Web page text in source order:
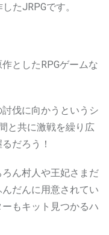
たJRPGです。
としたRPGゲームな
伐に向かうというシ
と共に激戦を繰り広
だろう！
ん村人や王妃さまだ
だんに用意されてい
もキット見つかるハ